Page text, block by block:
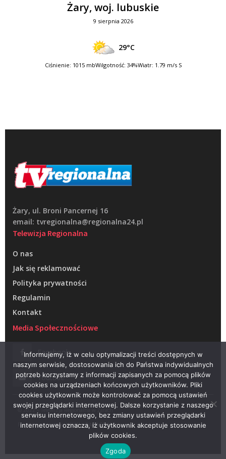
Żary, woj. lubuskie
9 sierpnia 2026
29°C
Ciśnienie: 1015 mbWilgotność: 34%Wiatr: 1.79 m/s S
Żary, ul. Broni Pancernej 16
email: tvregionalna@regionalna24.pl
Telewizja Regionalna
O nas
Jak się reklamować
Polityka prywatności
Regulamin
Kontakt
Media Społecznościowe
Facebook
Youtube
© 2022 – Telewizja Regionalna w Żarach
Projektowanie stron WWW –RAGACOM
Informujemy, iż w celu optymalizacji treści dostępnych w
naszym serwisie, dostosowania ich do Państwa indywidualnych
potrzeb korzystamy z informacji zapisanych za pomocą plików
cookies na urządzeniach końcowych użytkowników. Pliki
cookies użytkownik może kontrolować za pomocą ustawień
swojej przeglądarki internetowej. Dalsze korzystanie z naszego
serwisu internetowego, bez zmiany ustawień przeglądarki
internetowej oznacza, iż użytkownik akceptuje stosowanie
plików cookies.
Zgoda